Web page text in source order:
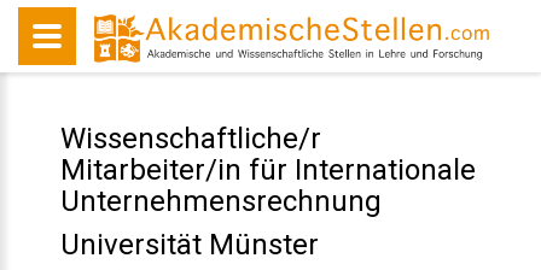
Wissenschaftliche/r
Mitarbeiter/in für Internationale
Unternehmensrechnung
Universität Münster